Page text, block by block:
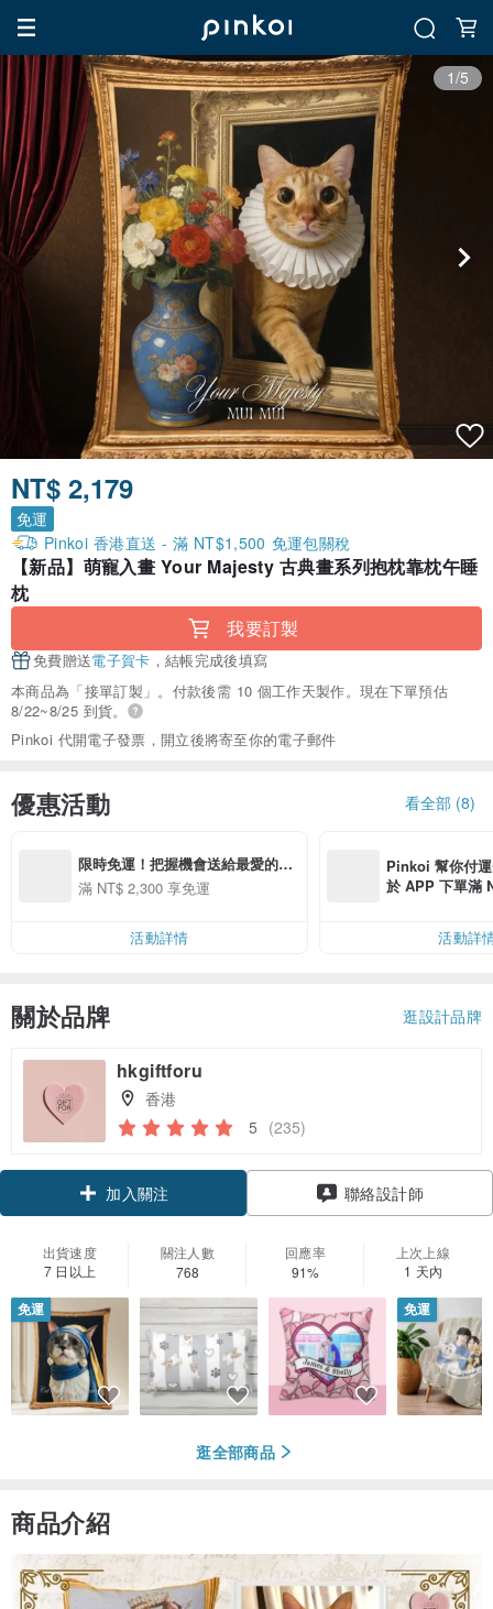
1/5
NT$ 2,179
免運
Pinkoi 香港直送 - 滿 NT$1,500 免運包關稅
【新品】萌寵入畫 Your Majesty 古典畫系列抱枕靠枕午睡
枕
我要訂製
免費贈送電子賀卡 ，結帳完成後填寫
本商品為「接單訂製」。付款後需 10 個工作天製作。現在下單預估
8/22~8/25 到貨。
Pinkoi 代開電子發票，開立後將寄至你的電子郵件
優惠活動 看全部 (8)
限時免運！把握機會送給最愛的人
<3
滿 NT$ 2,300 享免運
活動詳情
Pinkoi 幫你付
於 APP 下單滿
活動詳
關於品牌 逛設計品牌
hkgiftforu
香港
5 (235)
領優惠券
加入關注
聯絡設計師
出貨速度
7 日以上
關注人數
768
回應率
91%
上次上線
1 天內
免運 免運
逛全部商品
商品介紹